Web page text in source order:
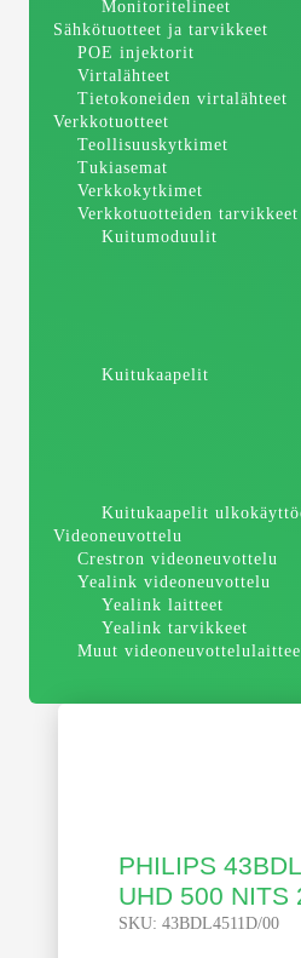
Monitoritelineet
Sähkötuotteet ja tarvikkeet
POE injektorit
Virtalähteet
Tietokoneiden virtalähteet
Verkkotuotteet
Teollisuuskytkimet
Tukiasemat
Verkkokytkimet
Verkkotuotteiden tarvikkeet
Kuitumoduulit
Kuitukaapelit
Kuitukaapelit
Videoneuvottelu
Crestron videoneuvottelu
Yealink videoneuvottelu
Yealink laitteet
Yealink tarvikkeet
Muut
PHILIPS
UHD 500 NITS
SKU: 43BDL4511D/00